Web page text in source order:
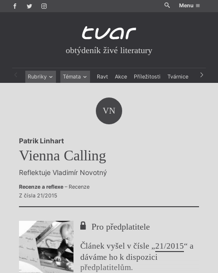
Menu
obtýdeník živé literatury
Rubriky Témata Ravt Akce Příležitosti Tvárnice Archiv
Rozhovory
Dokument
Výroční ceny
VN
Patrik Linhart
Vienna Calling
Reflektuje Vladimír Novotný
Recenze a reflexe– Recenze
Z čísla 21/2015
Pro předplatitele
Článek vyšel v čísle „21/2015“ a
dáváme ho k dispozici
předplatitelům.